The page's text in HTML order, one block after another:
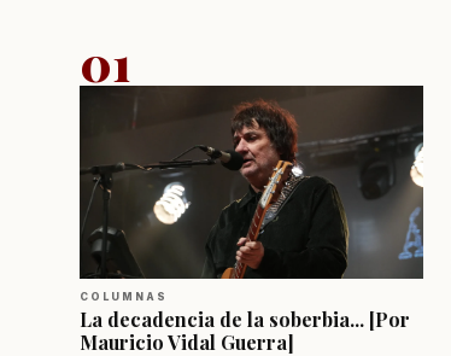
01
COLUMNAS
La decadencia de la soberbia... [Por
Mauricio Vidal Guerra]